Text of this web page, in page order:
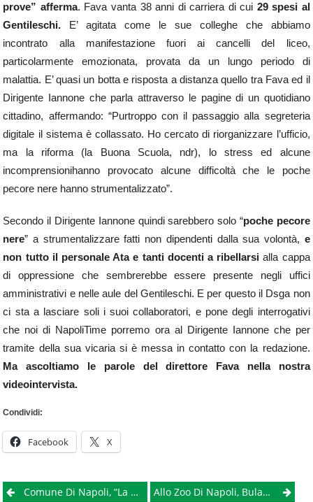
prove” afferma. Fava vanta 38 anni di carriera di cui 29 spesi al
Gentileschi. E’ agitata come le sue colleghe che abbiamo
incontrato alla manifestazione fuori ai cancelli del liceo,
particolarmente emozionata, provata da un lungo periodo di
malattia. E’ quasi un botta e risposta a distanza quello tra Fava ed il
Dirigente Iannone che parla attraverso le pagine di un quotidiano
cittadino, affermando: “Purtroppo con il passaggio alla segreteria
digitale il sistema è collassato. Ho cercato di riorganizzare l’ufficio,
ma la riforma (la Buona Scuola, ndr), lo stress ed alcune
incomprensionihanno provocato alcune difficoltà che le poche
pecore nere hanno strumentalizzato”.
Secondo il Dirigente Iannone quindi sarebbero solo “poche pecore
nere” a strumentalizzare fatti non dipendenti dalla sua volontà, e
non tutto il personale Ata e tanti docenti a ribellarsi alla cappa
di oppressione che sembrerebbe essere presente negli uffici
amministrativi e nelle aule del Gentileschi. E per questo il Dsga non
ci sta a lasciare soli i suoi collaboratori, e pone degli interrogativi
che noi di NapoliTime porremo ora al Dirigente Iannone che per
tramite della sua vicaria si è messa in contatto con la redazione.
Ma ascoltiamo le parole del direttore Fava nella nostra
videointervista.
Condividi:
Facebook X
PostComune Di Napoli, “La Solidarietà Non Va In Vacanza”. Progetto Di Volontariato Per L’assistenza Agli Anziani Che Restano In Città Allo Zoo Di Napoli, Bulan E Mentari Le Tigri Di Sumatra